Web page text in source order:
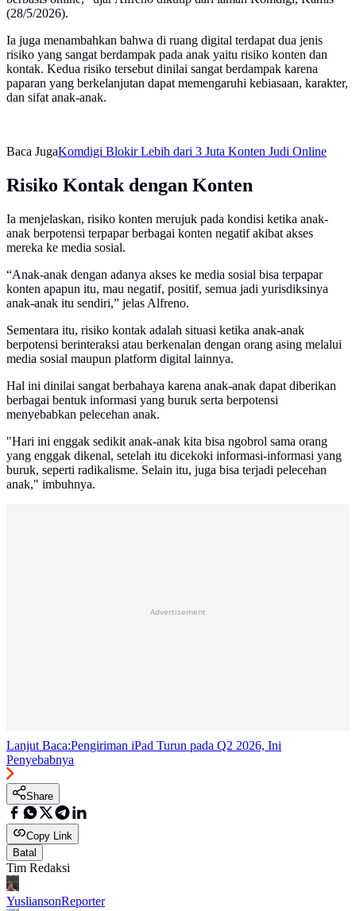
(28/5/2026).
Ia juga menambahkan bahwa di ruang digital terdapat dua jenis
risiko yang sangat berdampak pada anak yaitu risiko konten dan
kontak. Kedua risiko tersebut dinilai sangat berdampak karena
paparan yang berkelanjutan dapat memengaruhi kebiasaan, karakter,
dan sifat anak-anak.
Baca JugaKomdigi Blokir Lebih dari 3 Juta Konten Judi Online
Risiko Kontak dengan Konten
Ia menjelaskan, risiko konten merujuk pada kondisi ketika anak-
anak berpotensi terpapar berbagai konten negatif akibat akses
mereka ke media sosial.
“Anak-anak dengan adanya akses ke media sosial bisa terpapar
konten apapun itu, mau negatif, positif, semua jadi yurisdiksinya
anak-anak itu sendiri,” jelas Alfreno.
Sementara itu, risiko kontak adalah situasi ketika anak-anak
berpotensi berinteraksi atau berkenalan dengan orang asing melalui
media sosial maupun platform digital lainnya.
Hal ini dinilai sangat berbahaya karena anak-anak dapat diberikan
berbagai bentuk informasi yang buruk serta berpotensi
menyebabkan pelecehan anak.
"Hari ini enggak sedikit anak-anak kita bisa ngobrol sama orang
yang enggak dikenal, setelah itu dicekoki informasi-informasi yang
buruk, seperti radikalisme. Selain itu, juga bisa terjadi pelecehan
anak," imbuhnya.
Advertisement
Lanjut Baca:Pengiriman iPad Turun pada Q2 2026, Ini
Penyebabnya
Share
Copy Link
Batal
Tim Redaksi
YusliansonReporter